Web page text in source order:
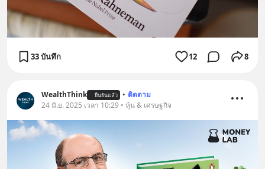
33 บันทึก 12 8
WealthThink ยืนยันแล้ว • ติดตาม
24 มิ.ย. 2025 เวลา 10:29 • หุ้น & เศรษฐกิจ